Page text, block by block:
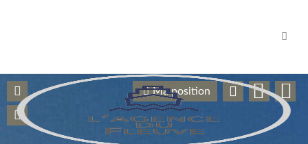
Ma position